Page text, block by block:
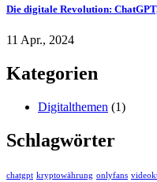
Die digitale Revolution:
11 Apr., 2024
Kategorien
Digitalthemen (1)
Schlagwörter
chatgpt kryptowährung onlyfans